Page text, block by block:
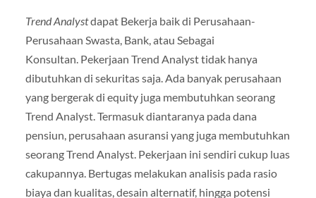
Trend Analystdapat Bekerja baik di Perusahaan-
Perusahaan Swasta, Bank, atau Sebagai
Konsultan. Pekerjaan Trend Analyst tidak hanya
dibutuhkan di sekuritas saja. Ada banyak perusahaan
yang bergerak di equity juga membutuhkan seorang
Trend Analyst. Termasuk diantaranya pada dana
pensiun, perusahaan asuransi yang juga membutuhkan
seorang Trend Analyst. Pekerjaan ini sendiri cukup luas
cakupannya. Bertugas melakukan analisis pada rasio
biaya dan kualitas, desain alternatif, hingga potensi